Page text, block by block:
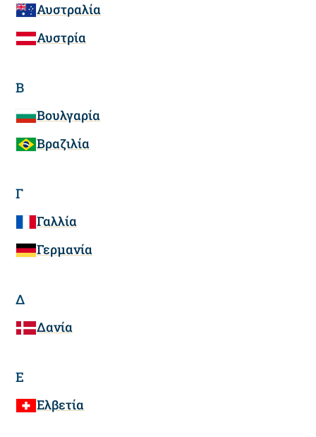
Αυστραλία
Αυστρία
Β
Βουλγαρία
Βραζιλία
Γ
Γαλλία
Γερμανία
Δ
Δανία
Ε
Ελβετία